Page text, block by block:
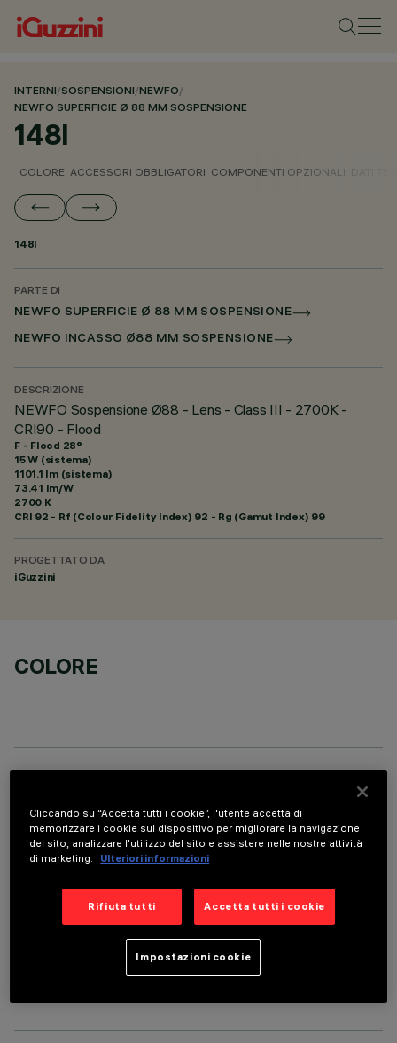
INTERNI/SOSPENSIONI/NEWFO/
NEWFO SUPERFICIE Ø 88 MM SOSPENSIONE
148I
COLORE ACCESSORI OBBLIGATORI COMPONENTI OPZIONALI
148I
PARTE DI
NEWFO SUPERFICIE Ø 88 MM SOSPENSIONE
NEWFO INCASSO Ø88 MM SOSPENSIONE
DESCRIZIONE
NEWFO Sospensione Ø88 - Lens - Class III - 2700K -
CRI90 - Flood
F - Flood 28°
15 W (sistema)
1101.1 lm (sistema)
73.41 lm/W
2700 K
CRI 92 - Rf (Colour Fidelity Index) 92 - Rg (Gamut Index) 99
PROGETTATO DA
iGuzzini
COLORE
È necessario ordinare uno degli accessori obbligatori per installare e utilizzare correttamente il
prodotto:
COMPONENTI OPZIONALI
Cliccando su “Accetta tutti i cookie”, l'utente accetta di
memorizzare i cookie sul dispositivo per migliorare la navigazione
del sito, analizzare l'utilizzo del sito e assistere nelle nostre attività
di marketing.
Ulteriori informazioni
Rifiuta tutti Accetta tutti i cookie
Impostazioni cookie